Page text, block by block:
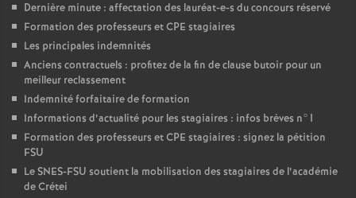
Dernière minute : affectation des lauréat-e-s du concours réservé
Formation des professeurs etCPE stagiaires
Les principales indemnités
Anciens contractuels : profitez de la fin de clause butoir pour un
meilleur reclassement
Indemnité forfaitaire de formation
Informations d’actualité pour les stagiaires : infos brèves n°1
Formation des professeurs etCPE stagiaires : signez la pétition
FSU
LeSNES-FSU soutient la mobilisation des stagiaires de l’académie
de Crétei